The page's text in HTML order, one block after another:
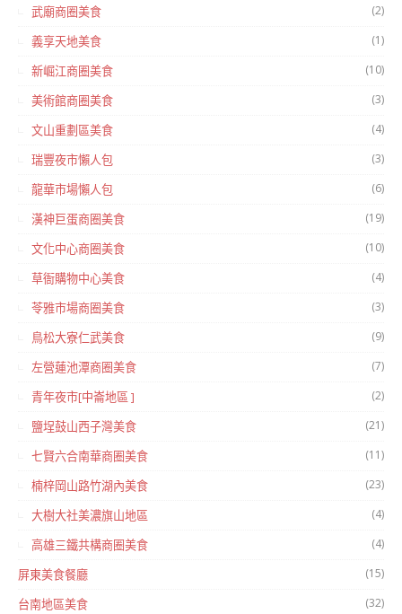
武廟商圈美食 (2)
義享天地美食 (1)
新崛江商圈美食 (10)
美術館商圈美食 (3)
文山重劃區美食 (4)
瑞豐夜市懶人包 (3)
龍華市場懶人包 (6)
漢神巨蛋商圈美食 (19)
文化中心商圈美食 (10)
草衙購物中心美食 (4)
苓雅市場商圈美食 (3)
鳥松大寮仁武美食 (9)
左營蓮池潭商圈美食 (7)
青年夜市[中崙地區 ] (2)
鹽埕鼓山西子灣美食 (21)
七賢六合南華商圈美食 (11)
楠梓岡山路竹湖內美食 (23)
大樹大社美濃旗山地區 (4)
高雄三鐵共構商圈美食 (4)
屏東美食餐廳 (15)
台南地區美食 (32)